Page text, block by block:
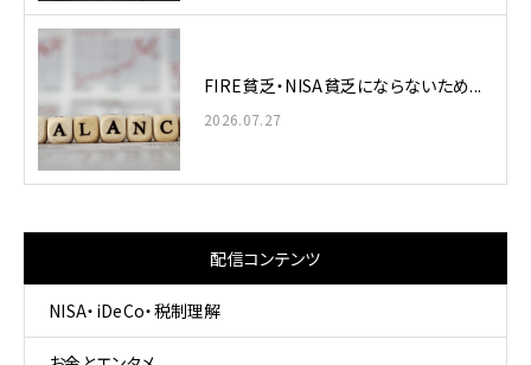
FIRE貧乏・NISA貧乏にならないため...
2026.07.27
配信コンテンツ
NISA・iDeCo・税制理解